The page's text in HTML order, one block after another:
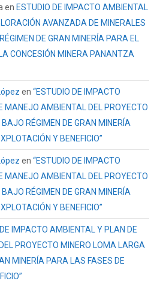
en ESTUDIO DE IMPACTO AMBIENTAL
AVANZADA DE MINERALES
DE GRAN MINERÍA PARA EL
CONCESIÓN MINERA PANANTZA
en “ESTUDIO DE IMPACTO
MANEJO AMBIENTAL DEL PROYECTO
RÉGIMEN DE GRAN MINERÍA
Y BENEFICIO”
en “ESTUDIO DE IMPACTO
MANEJO AMBIENTAL DEL PROYECTO
RÉGIMEN DE GRAN MINERÍA
Y BENEFICIO”
IMPACTO AMBIENTAL Y PLAN DE
PROYECTO MINERO LOMA LARGA
MINERÍA PARA LAS FASES DE